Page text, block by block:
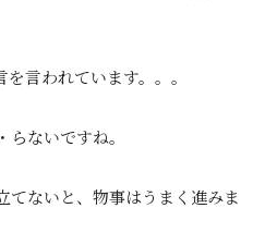
言われています。。。
ないですね。
てないと、物事はうまく進みま